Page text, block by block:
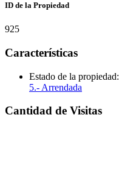
ID de la Propiedad
925
Características
Estado de la propiedad:
5.- Arrendada
Cantidad de Visitas